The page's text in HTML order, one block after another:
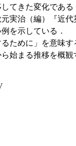
てきた変化であ
実治（編）『近
を示している．
ために」を意味す
始まる推移を概観